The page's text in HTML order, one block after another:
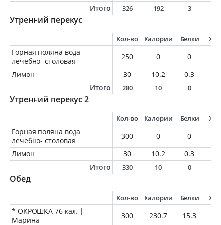
Итого
326 192 3
Утренний перекус
Кол-во Калории Белки
Горная поляна вода
лечебно- столовая
250 0 0
Лимон
30 10.2 0.3
Итого
280 10 0
Утренний перекус 2
Кол-во Калории Белки
Горная поляна вода
лечебно- столовая
300 0 0
Лимон
30 10.2 0.3
Итого
330 10 0
Обед
Кол-во Калории Белки
* ОКРОШКА 76 кал. |
Марина
300 230.7 15.3